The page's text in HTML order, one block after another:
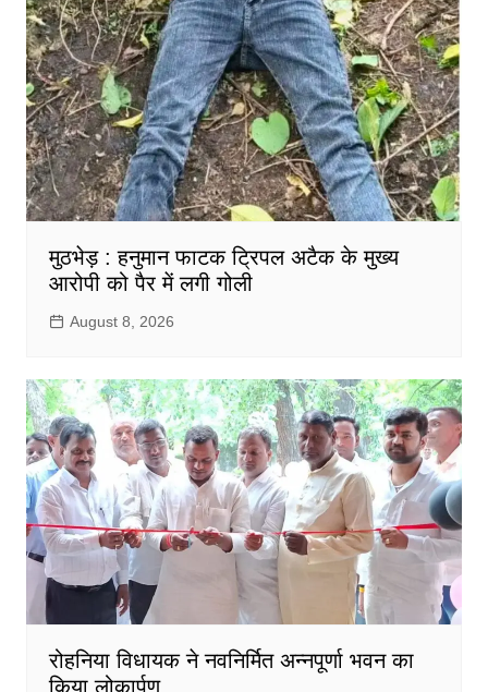
मुठभेड़ : हनुमान फाटक ट्रिपल अटैक के मुख्य
आरोपी को पैर में लगी गोली
August 8, 2026
रोहनिया विधायक ने नवनिर्मित अन्नपूर्णा भवन का
किया लोकार्पण